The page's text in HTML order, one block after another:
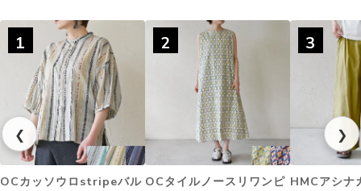
❮
1
OCカッソウロstripeバル
2
OCタイルノースリワンピ
3
HMCアシナ
❯